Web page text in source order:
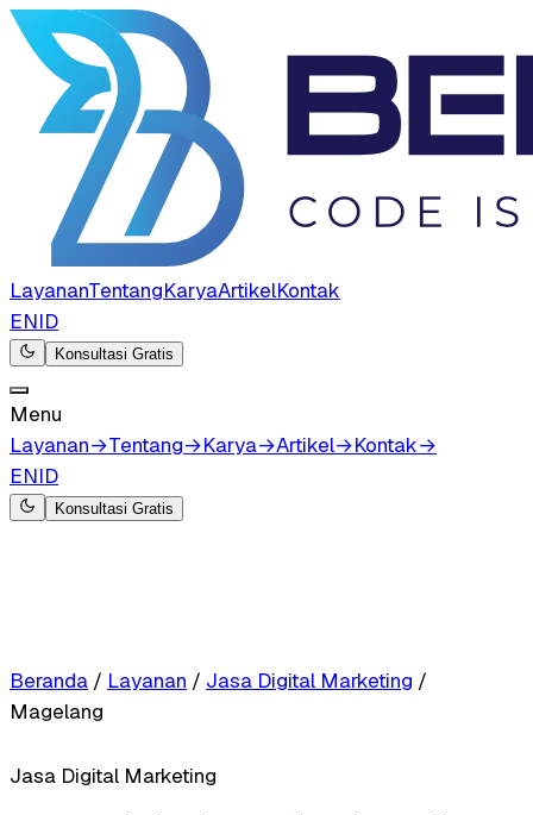
LayananTentangKaryaArtikelKontak
ENID
Konsultasi Gratis
Menu
Layanan→Tentang→Karya→Artikel→Kontak→
ENID
Konsultasi Gratis
Beranda / Layanan / Jasa Digital Marketing /
Magelang
Jasa Digital Marketing